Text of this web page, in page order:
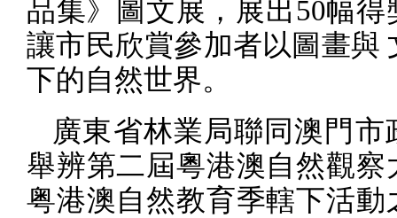
品集》圖文展，展出 50幅得
讓市民欣賞參加者以圖畫與
下的自然世界。
廣東省林業局聯同澳門市
舉辨第二屆粵港澳自然觀察
粤港澳自然教育季轄下活動